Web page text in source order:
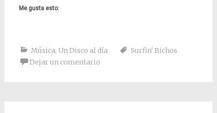
Me gusta esto:
Música, Un Disco al día
Surfin' Bichos
Dejar un comentario